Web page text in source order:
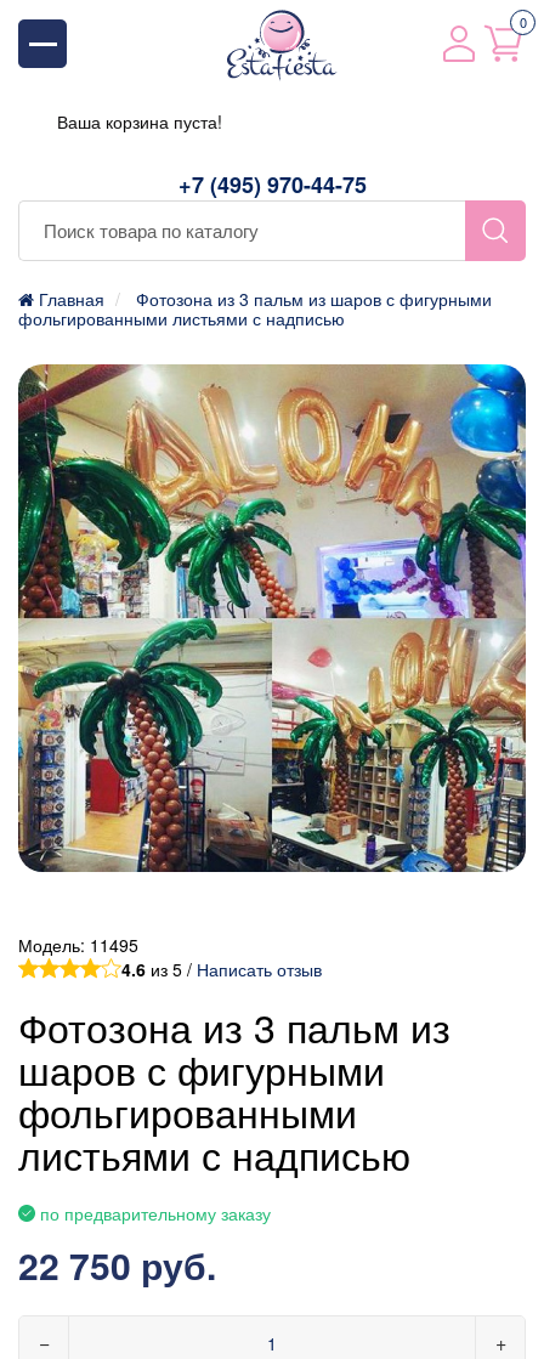
+7 (495) 970-44-75
0
Ваша корзина пуста!
Главная
Фотозона из 3 пальм из шаров с фигурными
фольгированными листьями с надписью
Модель: 11495
4.6 из 5 / Написать отзыв
Фотозона из 3 пальм из
шаров с фигурными
фольгированными
листьями с надписью
по предварительному заказу
22 750 руб.
− +